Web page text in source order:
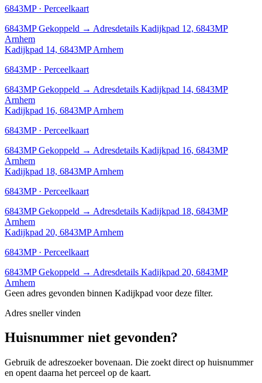
6843MP · Perceelkaart
6843MP Gekoppeld → Adresdetails Kadijkpad 12, 6843MP
Arnhem
Kadijkpad 14, 6843MP Arnhem
6843MP · Perceelkaart
6843MP Gekoppeld → Adresdetails Kadijkpad 14, 6843MP
Arnhem
Kadijkpad 16, 6843MP Arnhem
6843MP · Perceelkaart
6843MP Gekoppeld → Adresdetails Kadijkpad 16, 6843MP
Arnhem
Kadijkpad 18, 6843MP Arnhem
6843MP · Perceelkaart
6843MP Gekoppeld → Adresdetails Kadijkpad 18, 6843MP
Arnhem
Kadijkpad 20, 6843MP Arnhem
6843MP · Perceelkaart
6843MP Gekoppeld → Adresdetails Kadijkpad 20, 6843MP
Arnhem
Geen adres gevonden binnen Kadijkpad voor deze filter.
Adres sneller vinden
Huisnummer niet gevonden?
Gebruik de adreszoeker bovenaan. Die zoekt direct op huisnummer
en opent daarna het perceel op de kaart.